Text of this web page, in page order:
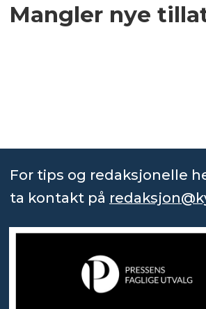
Mangler nye
For tips og redaksjonelle
ta kontakt på